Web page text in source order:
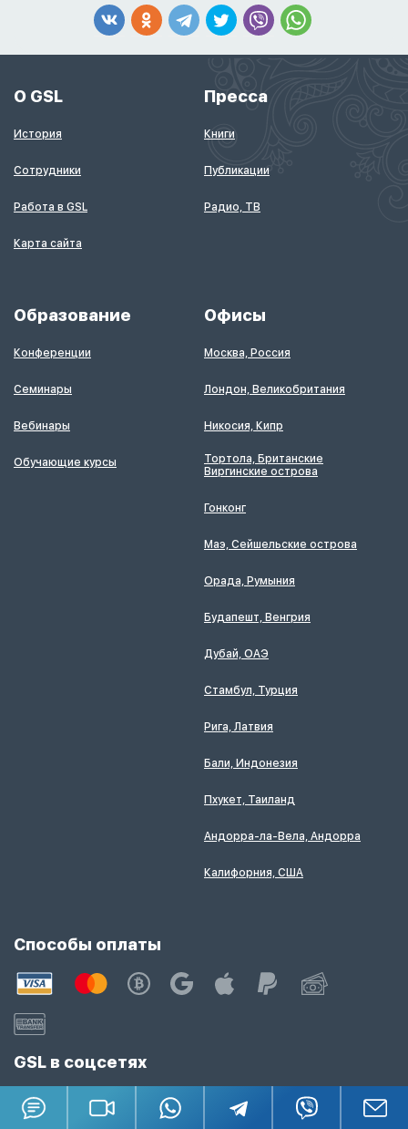
О GSL
История
Сотрудники
Работа в GSL
Карта сайта
Пресса
Книги
Публикации
Радио, ТВ
Образование
Конференции
Семинары
Вебинары
Обучающие курсы
Офисы
Москва, Россия
Лондон, Великобритания
Никосия, Кипр
Тортола, Британские
Виргинские острова
Гонконг
Маэ, Сейшельские острова
Орада, Румыния
Будапешт, Венгрия
Дубай, ОАЭ
Стамбул, Турция
Рига, Латвия
Бали, Индонезия
Пхукет, Таиланд
Андорра-ла-Вела, Андорра
Калифорния, США
Способы оплаты
GSL в соцсетях